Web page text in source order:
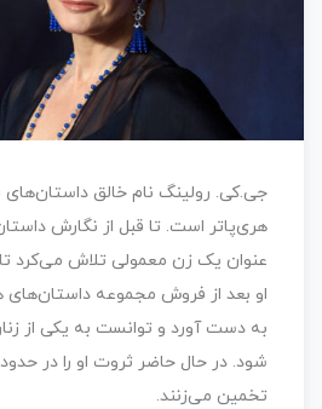
جی.کی. رولینگ نام خالق داستان‌های
هری‌پاتر است. تا قبل از نگارش
عنوان یک زن معمولی تلاش می‌کرد تا
او بعد از فروش مجموعه داستان‌های
به دست آورد و توانست به یکی از
شود. در حال حاضر ثروت او را در حدود
تخمین می‌زنند.